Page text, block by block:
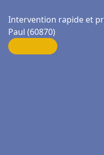
Intervention rapide et
Paul (60870)